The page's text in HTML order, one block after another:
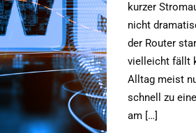
kurzer
nicht
der Router
vielleicht fällt
Alltag meist
schnell zu
am […]